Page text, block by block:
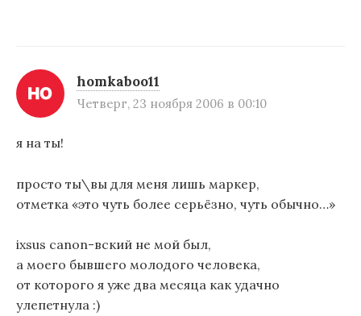
homkaboo11
Четверг, 23 ноября 2006 в 00:10
я на ты!
просто ты\вы для меня лишь маркер,
отметка «это чуть более серьёзно, чуть обычно…»
ixsus canon-вский не мой был,
а моего бывшего молодого человека,
от которого я уже два месяца как удачно
улепетнула :)